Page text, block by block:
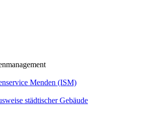
Menden (ISM)
städtischer Gebäude